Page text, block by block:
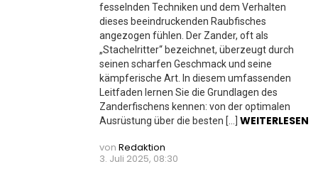
fesselnden Techniken und dem Verhalten
dieses beeindruckenden Raubfisches
angezogen fühlen. Der Zander, oft als
„Stachelritter“ bezeichnet, überzeugt durch
seinen scharfen Geschmack und seine
kämpferische Art. In diesem umfassenden
Leitfaden lernen Sie die Grundlagen des
Zanderfischens kennen: von der optimalen
Ausrüstung über die besten […] WEITERLESEN
von Redaktion
3. Juli 2025, 08:30